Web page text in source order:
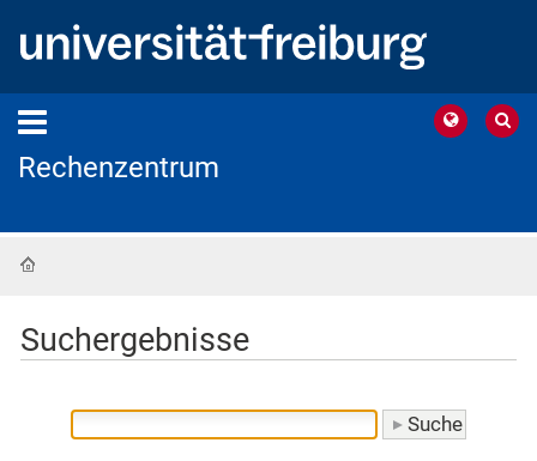
Rechenzentrum
Suchergebnisse